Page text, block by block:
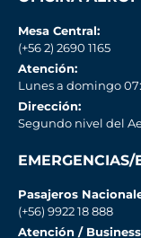
Mesa Central:
(+56 2) 2690 1165
Atención:
Lunes a domingo
Dirección:
Segundo nivel del
EMERGENCIAS/
Pasajeros
(+56) 9922 18 888
Atención /